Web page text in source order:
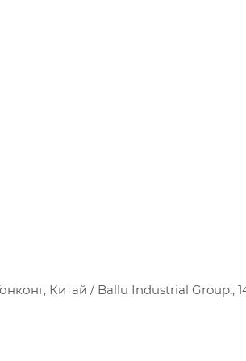
Китай / Ballu Industrial Group.,